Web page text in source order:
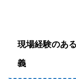
現場経験のあ
義